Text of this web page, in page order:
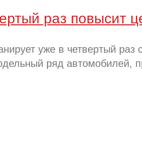
раз повысит
уже в четвертый раз
ряд автомобилей,